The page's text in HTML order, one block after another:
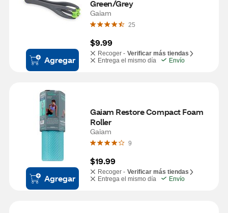
Agregar
Green/Grey
Gaiam
25
$9.99
Recoger - Verificar más tiendas
Entrega el mismo día
Envío
Agregar
Gaiam Restore Compact Foam
Roller
Gaiam
9
$19.99
Recoger - Verificar más tiendas
Entrega el mismo día
Envío